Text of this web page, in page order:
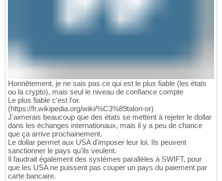
Honnêtement, je ne sais pas ce qui est le plus fiable (les états
ou la crypto), mais seul le niveau de confiance compte
Le plus fiable c'est l'or.
(https://fr.wikipedia.org/wiki/%C3%89talon-or)
J'aimerais beaucoup que des états se mettent à rejeter le dollar
dans les échanges internationaux, mais il y a peu de chance
que ça arrive prochainement.
Le dollar permet aux USA d'imposer leur loi. Ils peuvent
sanctionner le pays qu'ils veulent.
Il faudrait également des systèmes parallèles à SWIFT, pour
que les USA ne puissent pas couper un pays du paiement par
carte bancaire.